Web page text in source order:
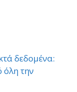
δεδομένα:
την